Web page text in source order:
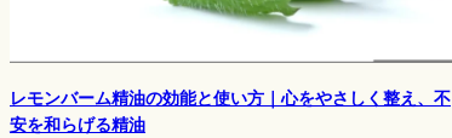
レモンバーム精油の効能と使い方｜心をやさしく整え、不
安を和らげる精油